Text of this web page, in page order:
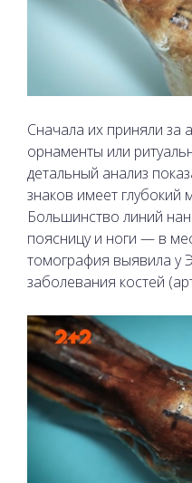
Сначала их приняли за
орнаменты или
детальный анализ
знаков имеет глубокий
Большинство линий
поясницу и ноги — в
томография выявила у
заболевания костей